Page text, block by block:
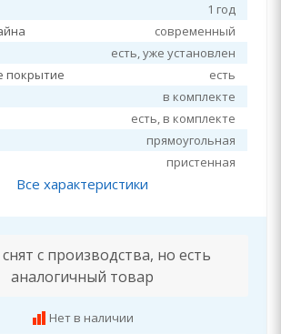
1 год
современный
есть, уже установлен
покрытие
есть
в комплекте
есть, в комплекте
прямоугольная
пристенная
Все характеристики
с производства, но есть
аналогичный товар
Нет в наличии